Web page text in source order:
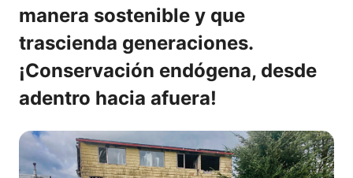
manera sostenible y que
trascienda generaciones.
¡Conservación endógena, desde
adentro hacia afuera!